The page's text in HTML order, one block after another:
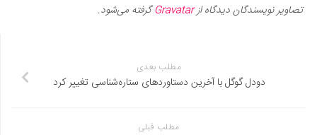
تصاویر نویسندگان دیدگاه ازGravatarگرفته می‌شود.
مطلب بعدی
دودل گوگل با آخرین دستاوردهای ستاره‌شناسی تغییر کرد
مطلب قبلی